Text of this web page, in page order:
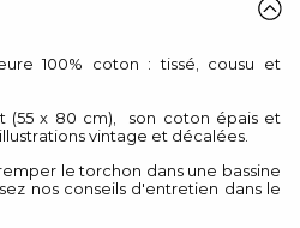
100% coton : tissé, cousu et
(55 x 80 cm), son coton épais et
vintage et décalées.
le torchon dans une bassine
nos conseils d'entretien dans le